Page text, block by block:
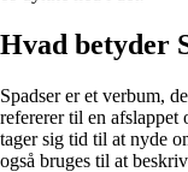
Hvad betyder
Spadser er et verbum,
refererer til en afslappet
tager sig tid til at nyde
også bruges til at